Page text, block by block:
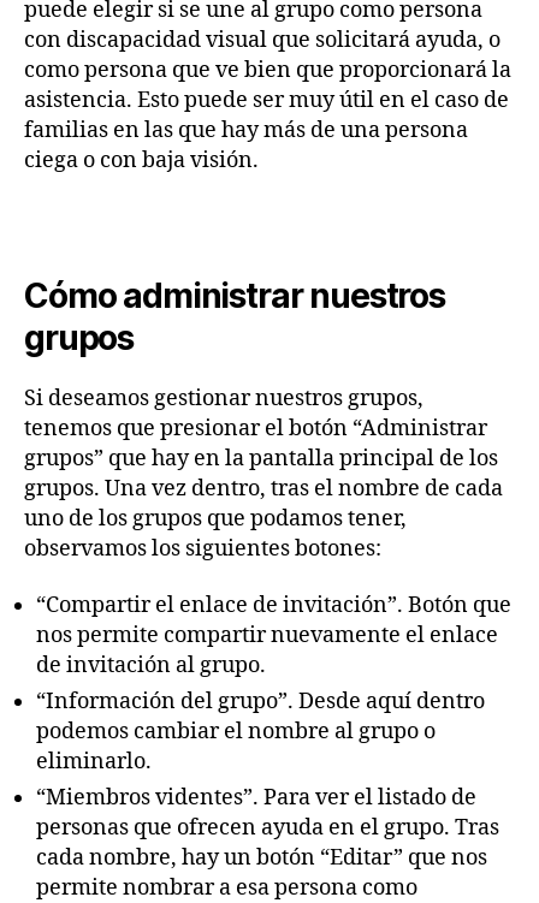
puede elegir si se une al grupo como persona
con discapacidad visual que solicitará ayuda, o
como persona que ve bien que proporcionará la
asistencia. Esto puede ser muy útil en el caso de
familias en las que hay más de una persona
ciega o con baja visión.
Cómo administrar nuestros
grupos
Si deseamos gestionar nuestros grupos,
tenemos que presionar el botón “Administrar
grupos” que hay en la pantalla principal de los
grupos. Una vez dentro, tras el nombre de cada
uno de los grupos que podamos tener,
observamos los siguientes botones:
“Compartir el enlace de invitación”. Botón que
nos permite compartir nuevamente el enlace
de invitación al grupo.
“Información del grupo”. Desde aquí dentro
podemos cambiar el nombre al grupo o
eliminarlo.
“Miembros videntes”. Para ver el listado de
personas que ofrecen ayuda en el grupo. Tras
cada nombre, hay un botón “Editar” que nos
permite nombrar a esa persona como